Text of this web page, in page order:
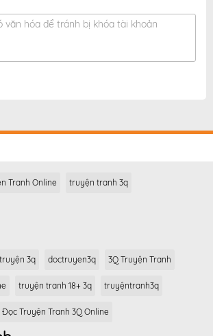
văn hóa để tránh bị khóa tài khoản
Tranh Online truyện tranh 3q
3q doctruyen3q 3Q Truyện Tranh
truyện tranh 18+ 3q truyệntranh3q
Đọc Truyện Tranh 3Q Online